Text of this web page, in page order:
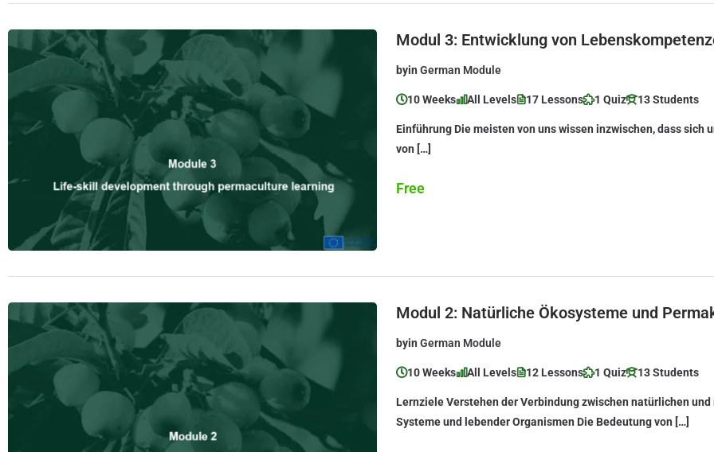
Modul 3: Entwicklung von
byin German Module
10 Weeks All Levels 17 Lessons 1 Quiz 13 Students
Einführung Die meisten von uns wissen inzwischen, dass
von […]
Free
Modul 2: Natürliche Ökosysteme und
byin German Module
10 Weeks All Levels 12 Lessons 1 Quiz 13 Students
Lernziele Verstehen der Verbindung zwischen natürlichen
Systeme und lebender Organismen Die Bedeutung von […]